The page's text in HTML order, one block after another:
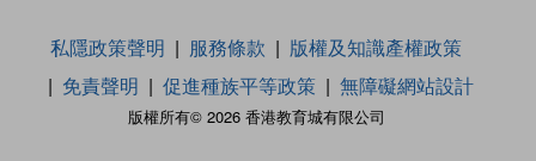
版權所有© 2026 香港教育城有限公司
私隱政策聲明 服務條款
版權及知識產權政策
免責聲明
促進種族平等政策 無障礙網站設計